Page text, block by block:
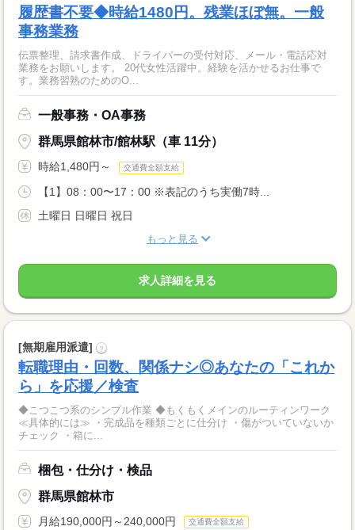
履歴書不要◆時給1480円。残業ほぼ無。一般
事務業務
伝票整理、請求書作成、ドライバーの受付対応、メール・電話応対
業務をお願いします。 20代女性活躍中。経験を活かせるお仕事で
す。業務習熟のためのO...
一般事務・OA事務
群馬県館林市/館林駅（車 11分）
時給1,480円～ 交通費全額支給
【1】08：00〜17：00 ※表記のうち実働7時...
土曜日 日曜日 祝日
もっと見る
求人詳細を見る
[無期雇用派遣] ?
転職理由・回数、関係ナシ◎あなたの「これか
ら」を応援／検査
◆こつこつ系のシンプル作業 ◆もくもくメインのルーティンワーク
≪具体的には≫ ・完成品を種類ごとに仕分け ・傷がついていないか
チェック ・箱に...
梱包・仕分け・検品
群馬県館林市
月給190,000円～240,000円 交通費全額支給